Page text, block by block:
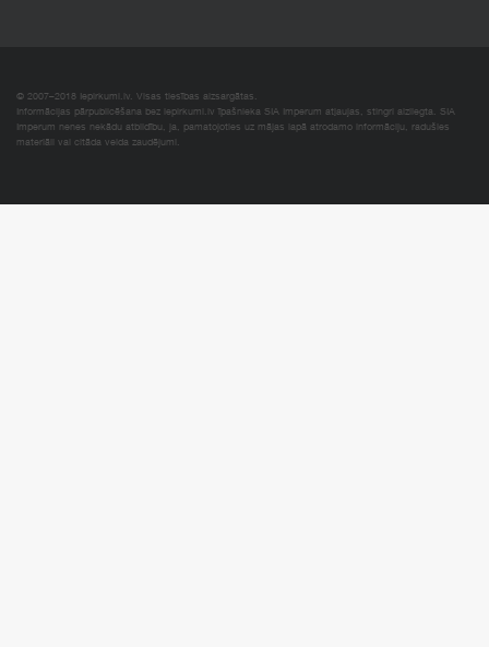
© 2007–2018 Iepirkumi.lv. Visas tiesības aizsargātas.
Informācijas pārpublicēšana bez iepirkumi.lv īpašnieka SIA Imperum atļaujas, stingri aizliegta. SIA
Imperum nenes nekādu atbildību, ja, pamatojoties uz mājas lapā atrodamo informāciju, radušies
materiāli vai citāda veida zaudējumi.